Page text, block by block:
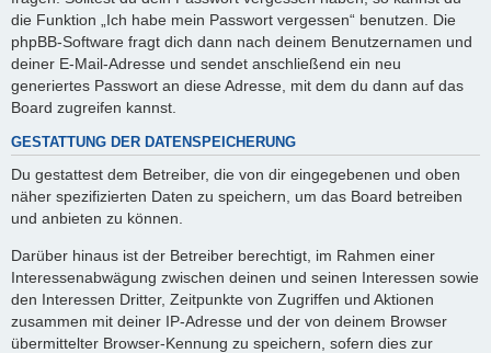
die Funktion „Ich habe mein Passwort vergessen“ benutzen. Die
phpBB-Software fragt dich dann nach deinem Benutzernamen und
deiner E-Mail-Adresse und sendet anschließend ein neu
generiertes Passwort an diese Adresse, mit dem du dann auf das
Board zugreifen kannst.
GESTATTUNG DER DATENSPEICHERUNG
Du gestattest dem Betreiber, die von dir eingegebenen und oben
näher spezifizierten Daten zu speichern, um das Board betreiben
und anbieten zu können.
Darüber hinaus ist der Betreiber berechtigt, im Rahmen einer
Interessenabwägung zwischen deinen und seinen Interessen sowie
den Interessen Dritter, Zeitpunkte von Zugriffen und Aktionen
zusammen mit deiner IP-Adresse und der von deinem Browser
übermittelter Browser-Kennung zu speichern, sofern dies zur